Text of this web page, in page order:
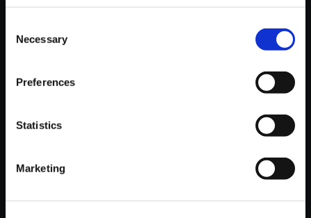
Selection
Necessary
Preferences
Statistics
Marketing
おすすめ商品